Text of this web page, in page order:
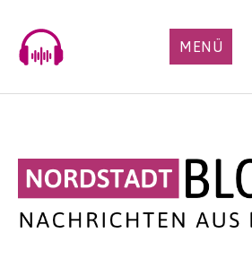
content
MENÜ